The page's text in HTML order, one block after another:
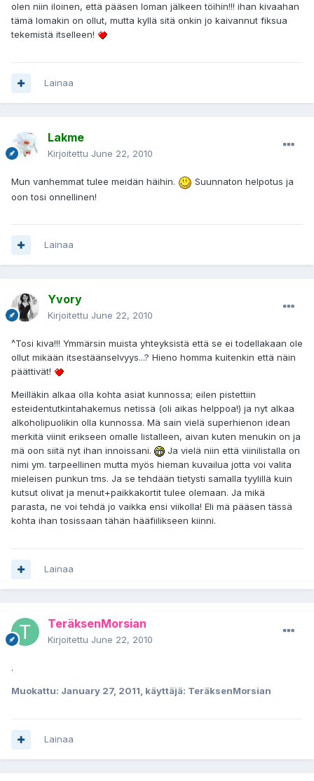
olen niin iloinen, että pääsen loman jälkeen töihin!!! ihan kivaahan
tämä lomakin on ollut, mutta kyllä sitä onkin jo kaivannut fiksua
tekemistä itselleen!
Lainaa
Lakme
Kirjoitettu June 22, 2010
Mun vanhemmat tulee meidän häihin.
Suunnaton helpotus ja
oon tosi onnellinen!
Lainaa
Yvory
Kirjoitettu June 22, 2010
^Tosi kiva!!! Ymmärsin muista yhteyksistä että se ei todellakaan ole
ollut mikään itsestäänselvyys...? Hieno homma kuitenkin että näin
päättivät!
Meilläkin alkaa olla kohta asiat kunnossa; eilen pistettiin
esteidentutkintahakemus netissä (oli aikas helppoa!) ja nyt alkaa
alkoholipuolikin olla kunnossa. Mä sain vielä superhienon idean
merkitä viinit erikseen omalle listalleen, aivan kuten menukin on ja
mä oon siitä nyt ihan innoissani.
Ja vielä niin että viinilistalla on
nimi ym. tarpeellinen mutta myös hieman kuvailua jotta voi valita
mieleisen punkun tms. Ja se tehdään tietysti samalla tyylillä kuin
kutsut olivat ja menut+paikkakortit tulee olemaan. Ja mikä
parasta, ne voi tehdä jo vaikka ensi viikolla! Eli mä pääsen tässä
kohta ihan tosissaan tähän hääfiilikseen kiinni.
Lainaa
TeräksenMorsian
Kirjoitettu June 22, 2010
.
Muokattu: January 27, 2011, käyttäjä: TeräksenMorsian
Lainaa